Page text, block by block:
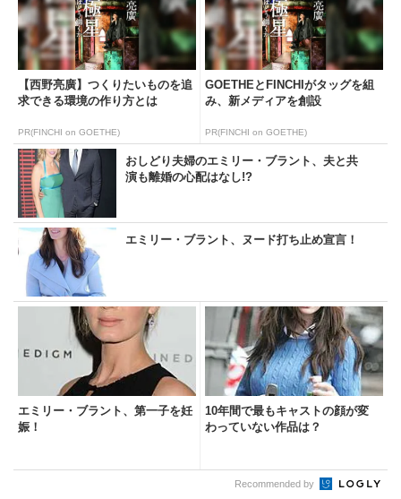
【西野亮廣】つくりたいものを追
求できる環境の作り方とは
PR(FINCHI on GOETHE)
GOETHEとFINCHIがタッグを組
み、新メディアを創設
PR(FINCHI on GOETHE)
おしどり夫婦のエミリー・ブラント、夫と共
演も離婚の心配はなし!?
エミリー・ブラント、ヌード打ち止め宣言！
エミリー・ブラント、第一子を妊
娠！
10年間で最もキャストの顔が変
わっていない作品は？
Recommended by